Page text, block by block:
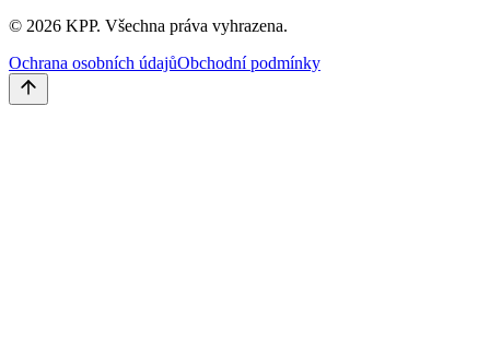
© 2026 KPP. Všechna práva vyhrazena.
Ochrana osobních údajůObchodní podmínky